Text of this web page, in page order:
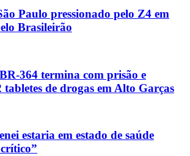
Paulo pressionado pelo Z4 em
Brasileirão
364 termina com prisão e
tabletes de drogas em Alto Garças
estaria em estado de saúde